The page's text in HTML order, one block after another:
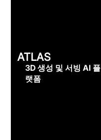
ATLAS
3D 생성 및 서빙 AI 플
랫폼